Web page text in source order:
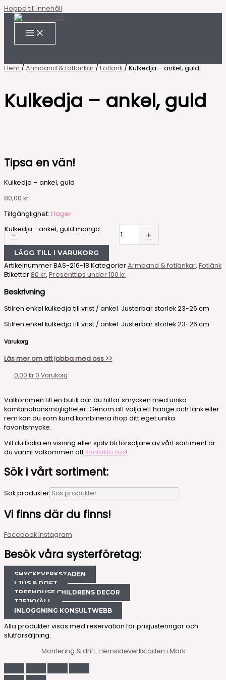
Hoppa till innehåll
Hem / Armband & fotlänkar / Fotlänk / Kulkedja – ankel, guld
Kulkedja – ankel, guld
Tipsa en vän!
Kulkedja – ankel, guld
80,00 kr
Tillgänglighet: I lager
-
Kulkedja - ankel, guld mängd +
LÄGG TILL I VARUKORG
ArtikelnummerBAS-216-18 KategorierArmband & fotlänkar, Fotlänk
Etiketter80 kr, Presenttips under 100 kr
Beskrivning
Stilren enkel kulkedja till vrist / ankel. Justerbar storlek 23-26 cm
Stilren enkel kulkedja till vrist / ankel. Justerbar storlek 23-26 cm
Varukorg
Läs mer om att jobba med oss >>
0,00 kr 0 Varukorg
Välkommen till en butik där du hittar smycken med unika
kombinationsmöjligheter. Genom att välja ett hänge och länk eller
rem kan du som kund kombinera ihop ditt eget unika
favoritsmycke.
Vill du boka en visning eller själv bli försäljare av vårt sortiment är
du varmt välkommen att kontakta oss!
Sök i vårt sortiment:
Sök produkter
Vi finns där du finns!
FacebookInstagram
Besök våra systerföretag:
SMYCKEVERKSTADEN
LJUS & DOFT
TREEHOUSE CHILDRENS DECOR
TJEJKVÄLL
INLOGGNING KONSULTWEBB
Alla produkter visas med reservation för prisjusteringar och
slutförsäljning.
Montering & drift: Hemsideverkstaden i Mark